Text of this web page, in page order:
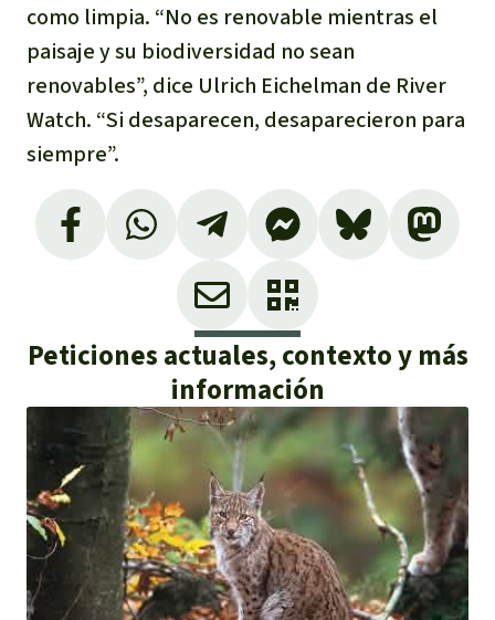
como limpia. “No es renovable mientras el
paisaje y su biodiversidad no sean
renovables”, dice Ulrich Eichelman de River
Watch. “Si desaparecen, desaparecieron para
siempre”.
Peticiones actuales, contexto y más
información